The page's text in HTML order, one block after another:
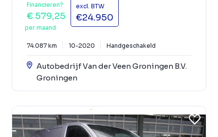
Financieren?
€ 579,25
per maand
excl. BTW
€24.950
74.087 km 10-2020 Handgeschakeld
Autobedrijf Van der Veen Groningen B.V.
Groningen